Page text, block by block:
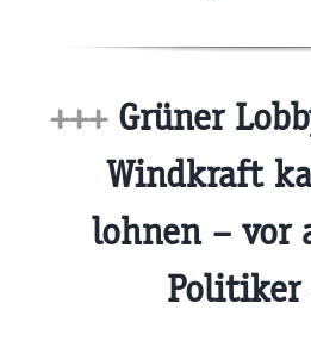
+++Grüner
Windkraft
lohnen – vor
Politiker